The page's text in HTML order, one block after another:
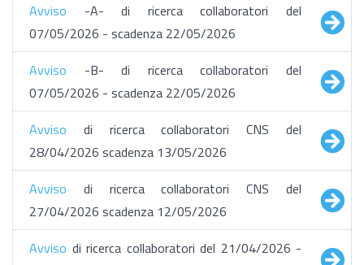
Avviso -A- di ricerca collaboratori del
07/05/2026 - scadenza 22/05/2026
Avviso -B- di ricerca collaboratori del
07/05/2026 - scadenza 22/05/2026
Avviso di ricerca collaboratori CNS del
28/04/2026 scadenza 13/05/2026
Avviso di ricerca collaboratori CNS del
27/04/2026 scadenza 12/05/2026
Avviso di ricerca collaboratori del 21/04/2026 -